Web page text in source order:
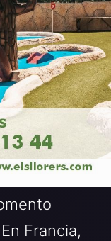
Francia,